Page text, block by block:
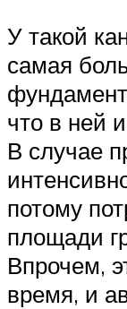
У такой
самая
что в ней
В случае
потому
площади
Впрочем,
время, и